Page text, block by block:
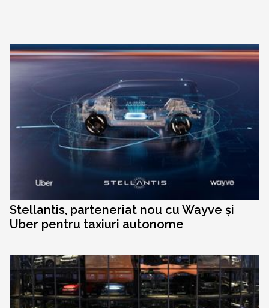
Stellantis, parteneriat nou cu Wayve și
Uber pentru taxiuri autonome